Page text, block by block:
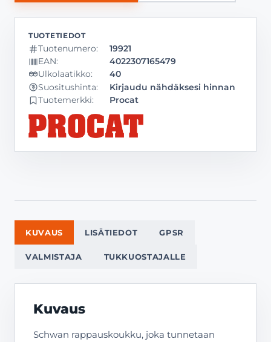
Tuotenumero:
19921
EAN:
4022307165479
Ulkolaatikko:
40
Suositushinta:
Kirjaudu nähdäksesi hinnan
Tuotemerkki: Procat
KUVAUS LISÄTIEDOT GPSR
VALMISTAJA TUKKUOSTAJALLE
Kuvaus
Schwan rappauskoukku, joka tunnetaan